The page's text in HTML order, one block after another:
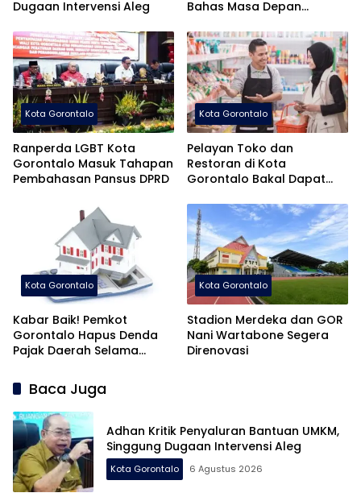
Dugaan Intervensi Aleg
Bahas Masa Depan
Kota Gorontalo
Ranperda LGBT Kota
Gorontalo Masuk Tahapan
Pembahasan Pansus DPRD
Kota Gorontalo
Pelayan Toko dan
Restoran di Kota
Gorontalo Bakal Dapat
Kota Gorontalo
Kabar Baik! Pemkot
Gorontalo Hapus Denda
Pajak Daerah Selama
Kota Gorontalo
Stadion Merdeka dan GOR
Nani Wartabone Segera
Direnovasi
Baca Juga
Adhan Kritik Penyaluran Bantuan UMKM,
Singgung Dugaan Intervensi Aleg
Kota Gorontalo 6 Agustus 2026